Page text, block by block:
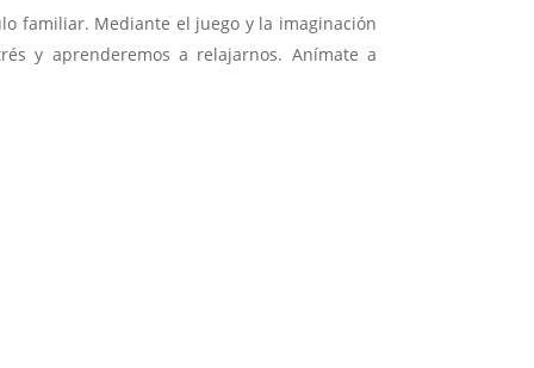
familiar. Mediante el juego y la imaginación
y aprenderemos a relajarnos. Anímate a